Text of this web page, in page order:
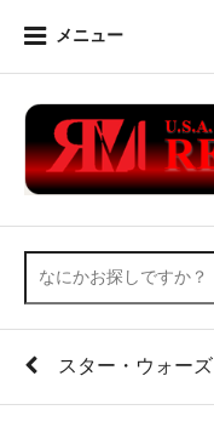
メニュー
スター・ウォーズ